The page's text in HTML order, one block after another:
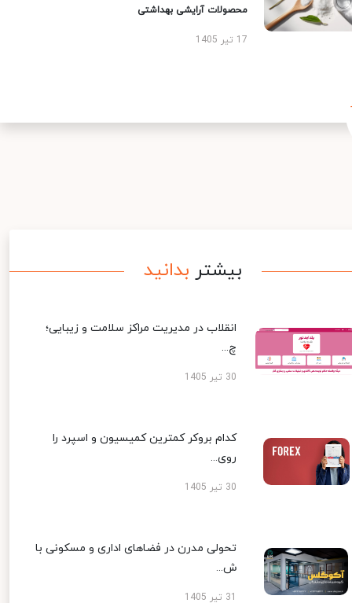
محصولات آرایشی بهداشتی
17 تیر 1405
بیشتر بدانید
انقلاب در مدیریت مراکز سلامت و زیبایی؛
چ...
30 تیر 1405
کدام بروکر کمترین کمیسیون و اسپرد را
روی...
30 تیر 1405
تحولی مدرن در فضاهای اداری و مسکونی با
ش...